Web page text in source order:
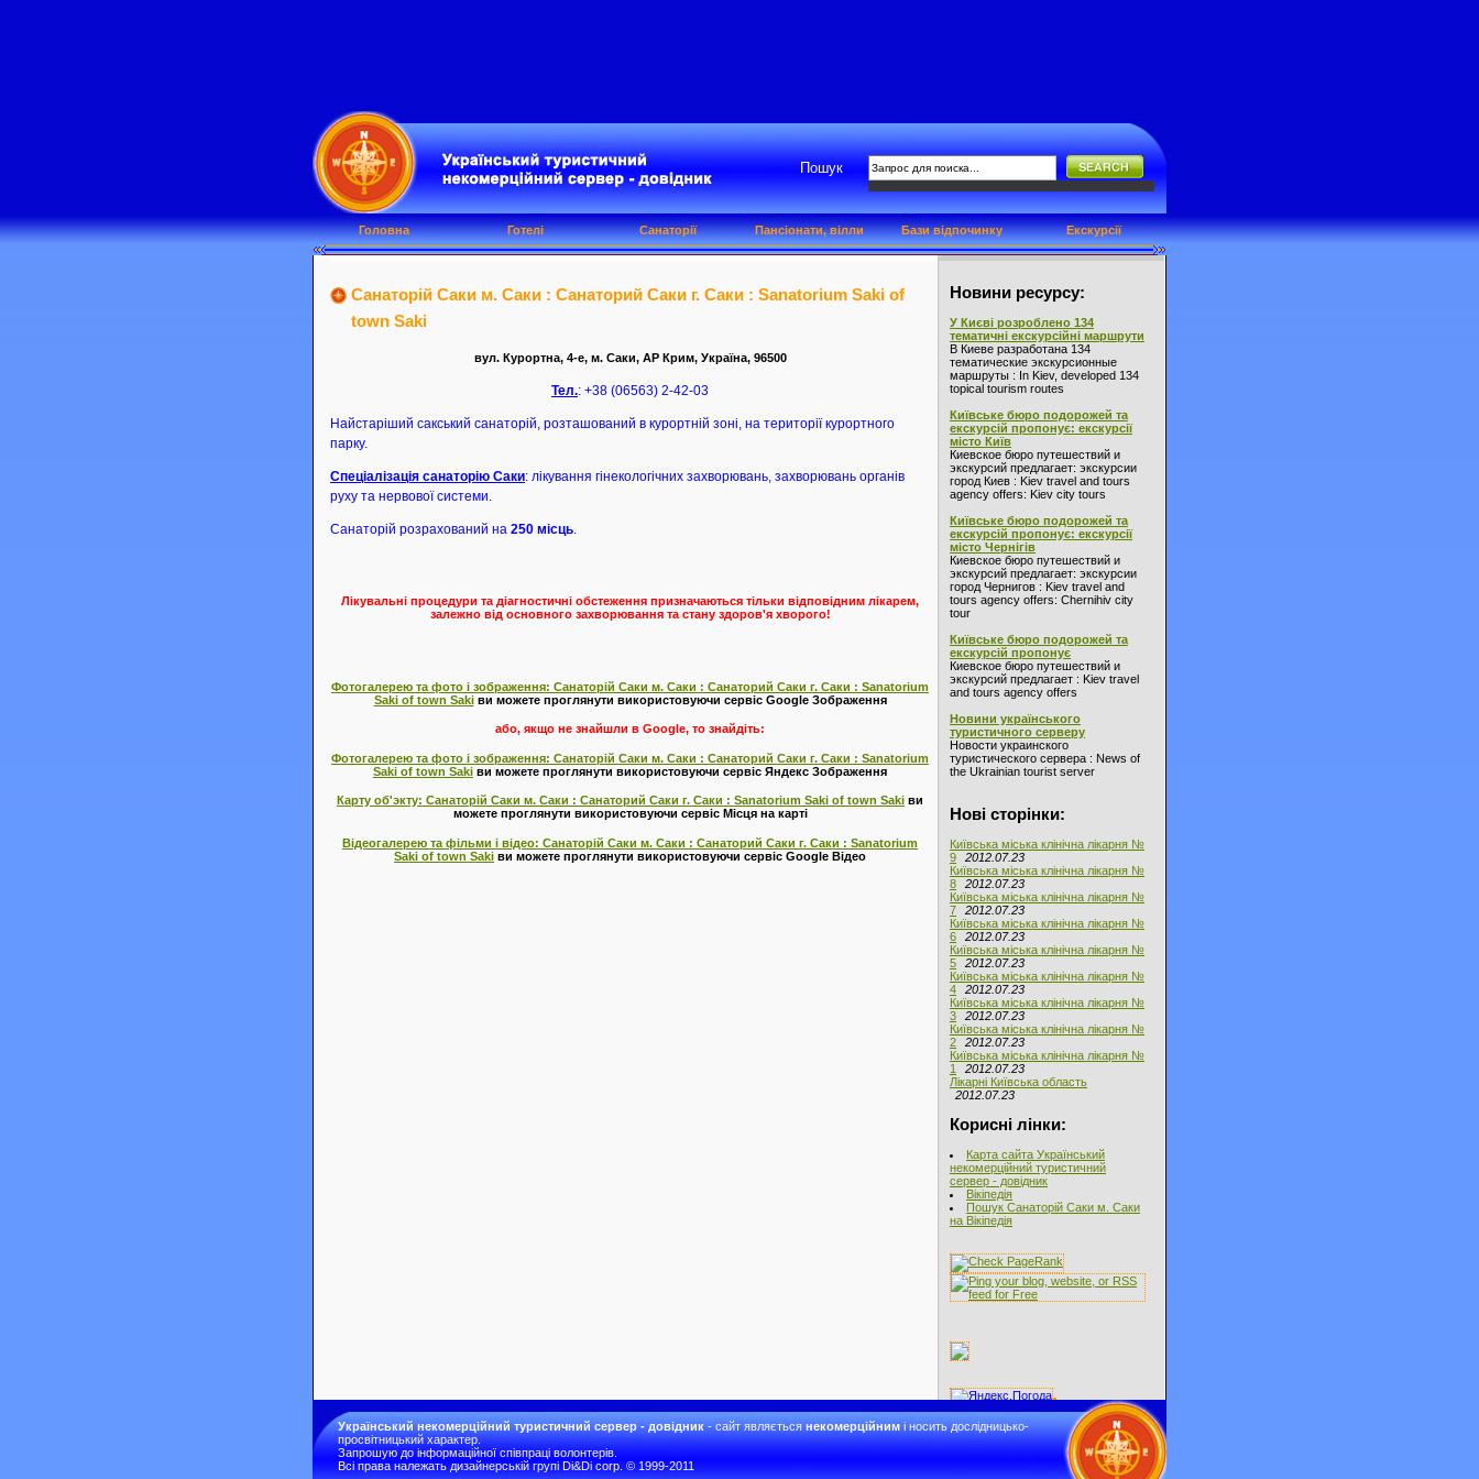
Новини ресурсу:
У Києві розроблено 134
тематичні екскурсійні маршрути
В Киеве разработана 134
тематические экскурсионные
маршруты : In Kiev, developed 134
topical tourism routes
Київське бюро подорожей та
екскурсій пропонує: екскурсії
місто Київ
Киевское бюро путешествий и
экскурсий предлагает: экскурсии
город Киев : Kiev travel and tours
agency offers: Kiev city tours
Київське бюро подорожей та
екскурсій пропонує: екскурсії
місто Чернігів
Киевское бюро путешествий и
экскурсий предлагает: экскурсии
город Чернигов : Kiev travel and
tours agency offers: Chernihiv city
tour
Київське бюро подорожей та
екскурсій пропонує
Киевское бюро путешествий и
экскурсий предлагает : Kiev travel
and tours agency offers
Новини українського
туристичного серверу
Новости украинского
туристического сервера : News of
the Ukrainian tourist server
Нові сторінки:
Київська міська клінічна лікарня №
9
2012.07.23
Київська міська клінічна лікарня №
8
2012.07.23
Київська міська клінічна лікарня №
7
2012.07.23
Київська міська клінічна лікарня №
6
2012.07.23
Київська міська клінічна лікарня №
5
2012.07.23
Київська міська клінічна лікарня №
4
2012.07.23
Київська міська клінічна лікарня №
3
2012.07.23
Київська міська клінічна лікарня №
2
2012.07.23
Київська міська клінічна лікарня №
1
2012.07.23
Лікарні Київська область
2012.07.23
Корисні лінки:
Карта сайта Український
некомерційний туристичний
сервер - довідник
Вікіпедія
Пошук Санаторій Саки м. Саки
на Вікіпедія
Санаторій Саки м. Саки : Санаторий Саки г. Саки : Sanatorium Saki of
town Saki
вул. Курортна, 4-е, м. Саки, АР Крим, Україна, 96500
Тел.: +38 (06563) 2-42-03
Найстаріший сакський санаторій, розташований в курортній зоні, на території курортного
парку.
Спеціалізація санаторію Саки: лікування гінекологічних захворювань, захворювань органів
руху та нервової системи.
Санаторій розрахований на 250 місць
Лікувальні процедури та діагностичні обстеження призначаються тільки відповідним лікарем,
залежно від основного захворювання та стану здоров'я хворого!
Фотогалерею та фото і зображення: Санаторій Саки м. Саки : Санаторий Саки г. Саки : Sanatorium
Saki of town Sakiви можете проглянути використовуючи сервіс Google Зображення
або, якщо не знайшли в Google, то знайдіть:
Фотогалерею та фото і зображення: Санаторій Саки м. Саки : Санаторий Саки г. Саки : Sanatorium
Saki of town Saki ви можете проглянути використовуючи сервіс Яндекс Зображення
Карту об'экту: Санаторій Саки м. Саки : Санаторий Саки г. Саки : Sanatorium Saki of town Saki ви
можете проглянути використовуючи сервіс Місця на карті
Відеогалерею та фільми і відео: Санаторій Саки м. Саки : Санаторий Саки г. Саки : Sanatorium
Saki of town Saki ви можете проглянути використовуючи сервіс Google Відео
Пошук
Головна Готелі Санаторії Пансіонати, вілли Бази відпочинку Екскурсії
Український некомерційний туристичний сервер - довідник- сайт являєтьсянекомерційнимі носить дослідницько-
просвітницький характер.
Запрошую до інформаційної співпраці волонтерів.
Всі права належать дизайнерській групі Di&Di corp. © 1999-2011